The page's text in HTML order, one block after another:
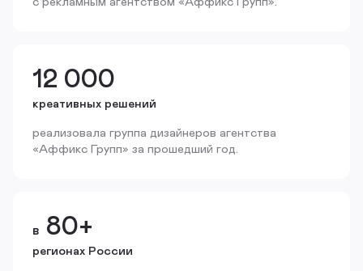
12 000
креативных решений
реализовала группа дизайнеров агентства
«Аффикс Групп» за прошедший год.
в 80+
регионах России